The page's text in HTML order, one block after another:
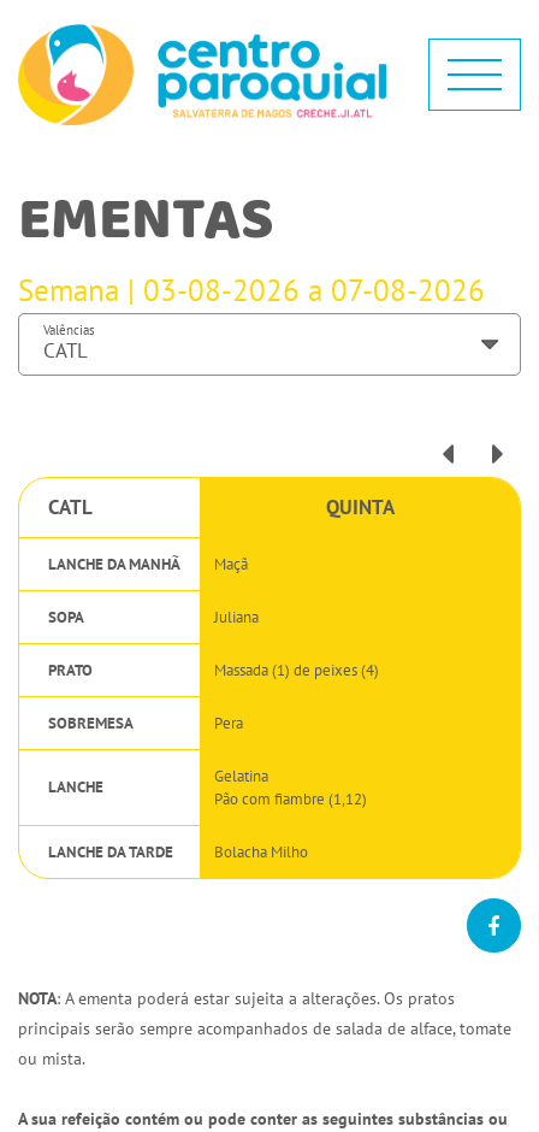
EMENTAS
Semana | 03-08-2026 a 07-08-2026
Valências
CATL QUINTA
LANCHE DA MANHÃ Maçã
SOPA Juliana
PRATO Massada (1) de peixes (4)
SOBREMESA Pera
LANCHE
Gelatina
Pão com fiambre (1,12)
LANCHE DA TARDE Bolacha Milho
NOTA: A ementa poderá estar sujeita a alterações. Os pratos
principais serão sempre acompanhados de salada de alface, tomate
ou mista.
A sua refeição contém ou pode conter as seguintes substâncias ou